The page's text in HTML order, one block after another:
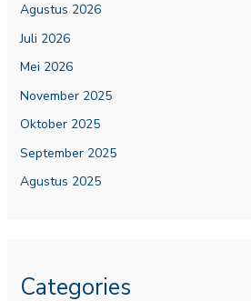
Agustus 2026
Juli 2026
Mei 2026
November 2025
Oktober 2025
September 2025
Agustus 2025
Categories